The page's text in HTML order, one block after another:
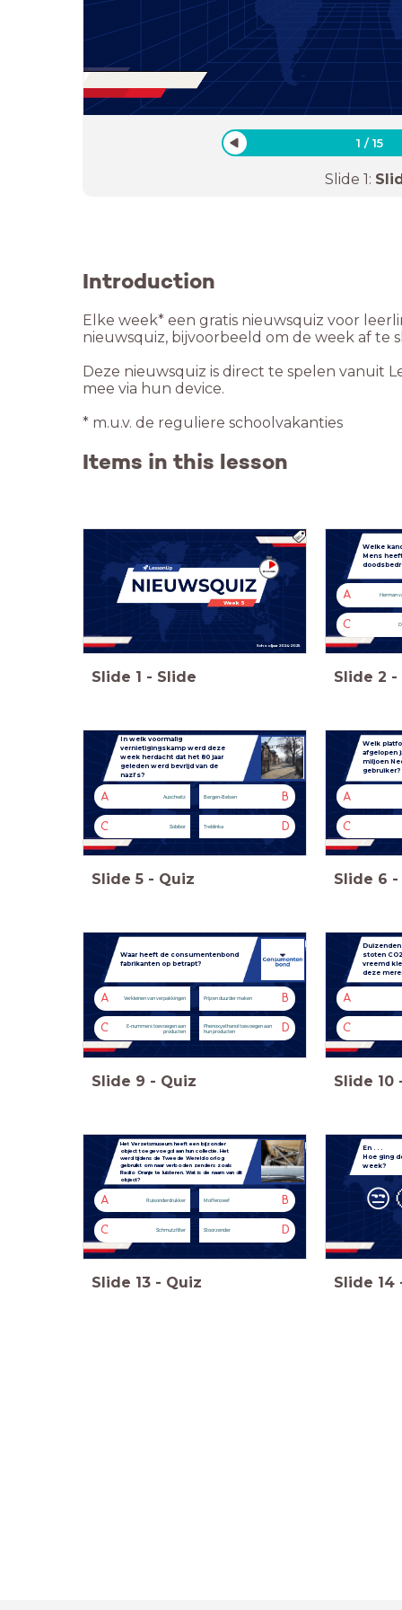
1 /15
Slide 1:
Introduction
Elke week* een gratis nieuwsquiz voor
nieuwsquiz, bijvoorbeeld om de week af
Deze nieuwsquiz is direct te spelen vanuit
mee via hun device.
* m.u.v. de reguliere schoolvakanties
Items in this lesson
Week 5
Schooljaar 2024-2025
Slide 1 - Slide
Welke
Mens
A Herman
C
Slide 2 -
In welk voormalig
vernietigingskamp werd deze
week herdacht dat het 80 jaar
geleden werd bevrijd van de
nazi’s?
A Auschwitz B
Bergen-Belsen
C Sobibor D
Treblinka
Slide 5 - Quiz
Welk
afgelopen
miljoen
gebruiker?
A
C
Slide 6 -
Waar heeft de consumentenbond
fabrikanten op betrapt?
A Verkleinen van verpakkingen B
Prijzen duurder maken
C
E-nummers toevoegen aan
producten
D
Phenoxyethanol toevoegen aan
hun producten
Slide 9 - Quiz
Duizenden
stoten
vreemd
deze
A
C
Slide 10
Het Verzetsmuseum heeft een bijzonder
object toegevoegd aan hun collectie. Het
werd tijdens de Tweede Wereldoorlog
gebruikt om naar verboden zenders zoals
Radio Oranje te luisteren. Wat is de naam van dit
object?
A Ruisonderdrukker B
Moffenzeef
C Schmutzfilter D
Stoorzender
Slide 13 - Quiz
En . . .
Hoe ging
week?
😒
Slide 14